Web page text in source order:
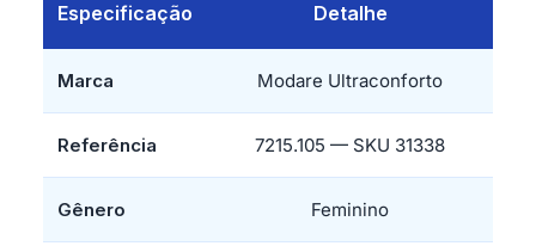
Especificação Detalhe
Marca Modare Ultraconforto
Referência 7215.105 — SKU 31338
Gênero Feminino